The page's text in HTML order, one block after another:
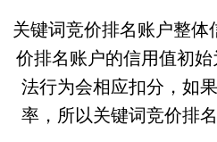
关键词竞价排名账户整
价排名账户的信用值初
法行为会相应扣分，如
率，所以关键词竞价排